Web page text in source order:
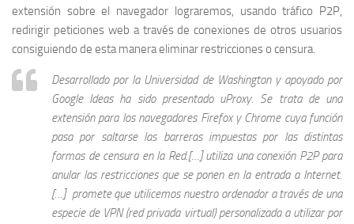
extensión sobre el navegador lograremos, usando tráfico P2P,
redirigir peticiones web a través de conexiones de otros usuarios
consiguiendo de esta manera eliminar restricciones o censura.
Desarrollado por la Universidad de Washington y apoyado por
Google Ideas ha sido presentado uProxy. Se trata de una
extensión para los navegadores Firefox y Chrome cuya función
pasa por saltarse las barreras impuestas por las distintas
formas de censura en la Red.[…] utiliza una conexión P2P para
anular las restricciones que se ponen en la entrada a Internet.
[…] promete que utilicemos nuestro ordenador a través de una
especie de VPN (red privada virtual) personalizada a utilizar por